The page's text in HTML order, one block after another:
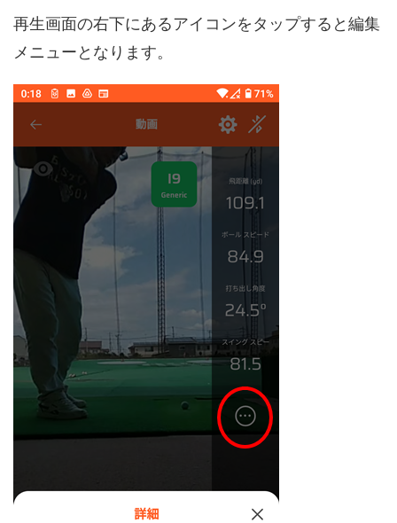
再生画面の右下にあるアイコンをタップすると編集
メニューとなります。